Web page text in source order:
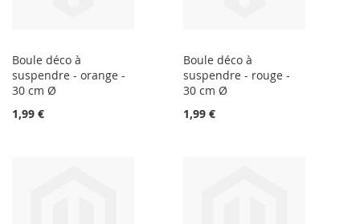
Boule déco à
suspendre - orange -
30 cm Ø
1,99 €
Boule déco à
suspendre - rouge -
30 cm Ø
1,99 €